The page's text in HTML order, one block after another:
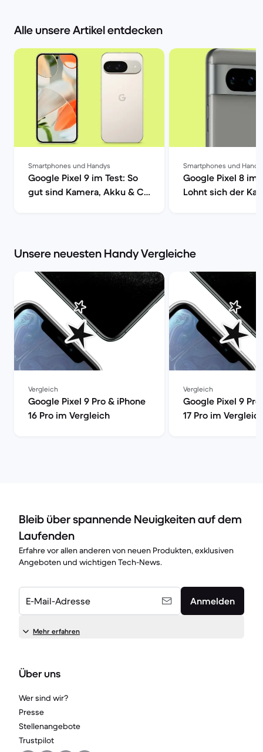
Alle unsere Artikel entdecken
Smartphones und Handys
Google Pixel 9 im Test: So
gut sind Kamera, Akku & Co
Smartphones und
Google Pixel 8 im
Lohnt sich der
Unsere neuesten Handy Vergleiche
Vergleich
Google Pixel 9 Pro & iPhone
16 Pro im Vergleich
Vergleich
Google Pixel 9
17 Pro im
Bleib über spannende Neuigkeiten auf dem
Laufenden
Erfahre vor allen anderen von neuen Produkten, exklusiven
Angeboten und wichtigen Tech-News.
E-Mail-Adresse Anmelden
Mehr erfahren
Über uns
Wer sind wir?
Presse
Stellenangebote
Trustpilot